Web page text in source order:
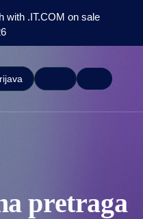
with .IT.COM on sale
pretraga